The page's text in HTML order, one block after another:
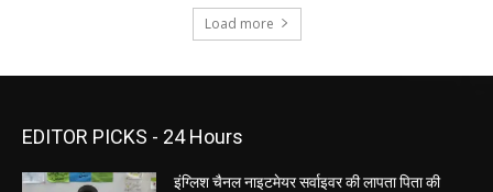
Load more
EDITOR PICKS - 24 Hours
इंग्लिश चैनल नाइटमेयर सर्वाइवर की लापता पिता की